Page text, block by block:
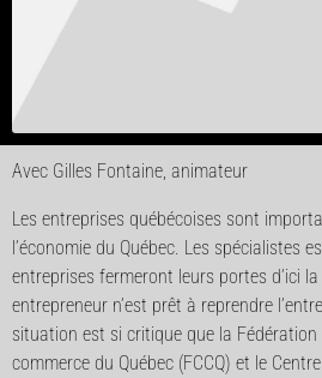
Avec Gilles Fontaine, animateur
Les entreprises québécoises sont
l’économie du Québec. Les spécialistes
entreprises fermeront leurs portes d’ici
entrepreneur n’est prêt à reprendre
situation est si critique que la
commerce du Québec (FCCQ) et le